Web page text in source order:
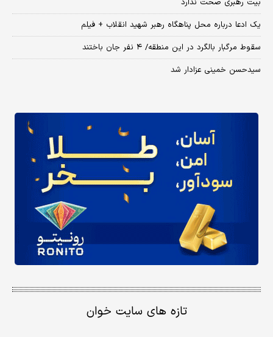
بیت رهبری صحت ندارد
یک ادعا درباره محل پناهگاه‌ رهبر شهید انقلاب + فیلم
سقوط مرگبار بالگرد در این منطقه/ ۴ نفر جان باختند
سیدحسن خمینی عزادار شد
تازه های سایت خوان